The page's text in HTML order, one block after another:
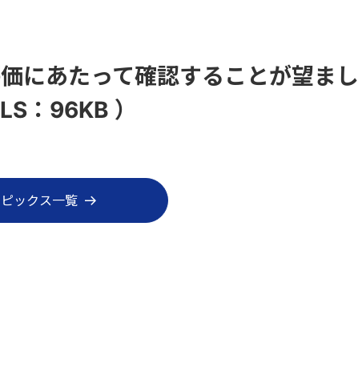
にあたって確認することが望まし
：96KB ）
ピックス一覧